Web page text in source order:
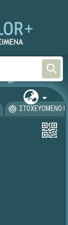
ΣΤΟΧΕΥΟΜΕΝΟ